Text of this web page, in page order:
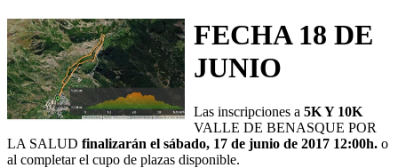
FECHA 18 DE
JUNIO
Las inscripciones a 5K Y 10K
VALLE DE BENASQUE POR
LA SALUD finalizarán el sábado, 17 de junio de 2017 12:00h. o
al completar el cupo de plazas disponible.